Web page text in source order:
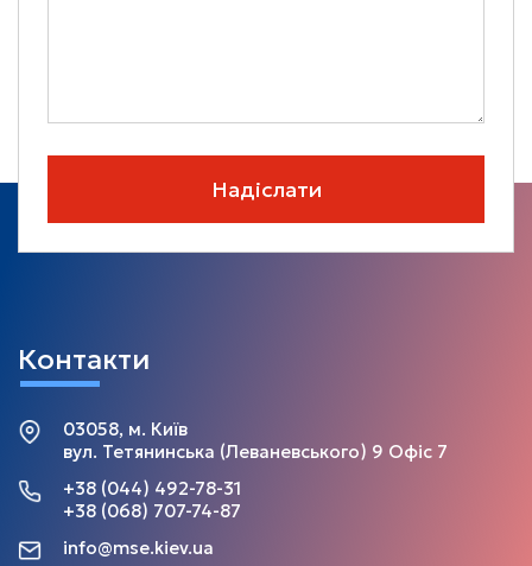
Контакти
03058, м. Київ
вул. Тетянинська (Леваневського) 9 Офіс 7
+38 (044) 492-78-31
+38 (068) 707-74-87
info@mse.kiev.ua